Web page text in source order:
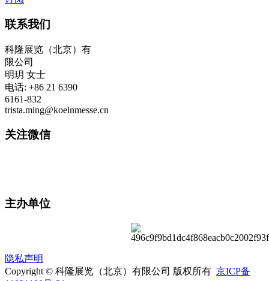
联系我们
科隆展览（北京）有
限公司
明玥 女士
电话: +86 21 6390
6161-832
trista.ming@koelnmesse.cn
关注微信
主办单位
隐私声明
Copyright © 科隆展览（北京）有限公司 版权所有 京ICP备